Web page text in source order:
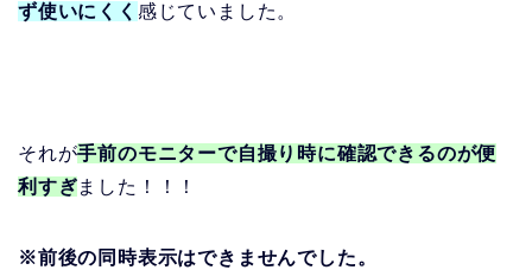
ず使いにくく 感じていました。
それが手前のモニターで自撮り時に確認できるのが便
利すぎました！！！
※前後の同時表示はできませんでした。